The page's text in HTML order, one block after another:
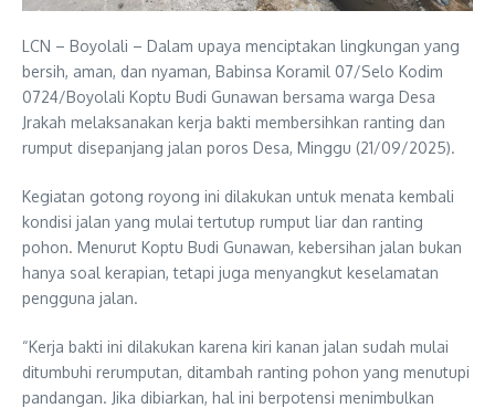
LCN – Boyolali – Dalam upaya menciptakan lingkungan yang
bersih, aman, dan nyaman, Babinsa Koramil 07/Selo Kodim
0724/Boyolali Koptu Budi Gunawan bersama warga Desa
Jrakah melaksanakan kerja bakti membersihkan ranting dan
rumput disepanjang jalan poros Desa, Minggu (21/09/2025).
Kegiatan gotong royong ini dilakukan untuk menata kembali
kondisi jalan yang mulai tertutup rumput liar dan ranting
pohon. Menurut Koptu Budi Gunawan, kebersihan jalan bukan
hanya soal kerapian, tetapi juga menyangkut keselamatan
pengguna jalan.
“Kerja bakti ini dilakukan karena kiri kanan jalan sudah mulai
ditumbuhi rerumputan, ditambah ranting pohon yang menutupi
pandangan. Jika dibiarkan, hal ini berpotensi menimbulkan